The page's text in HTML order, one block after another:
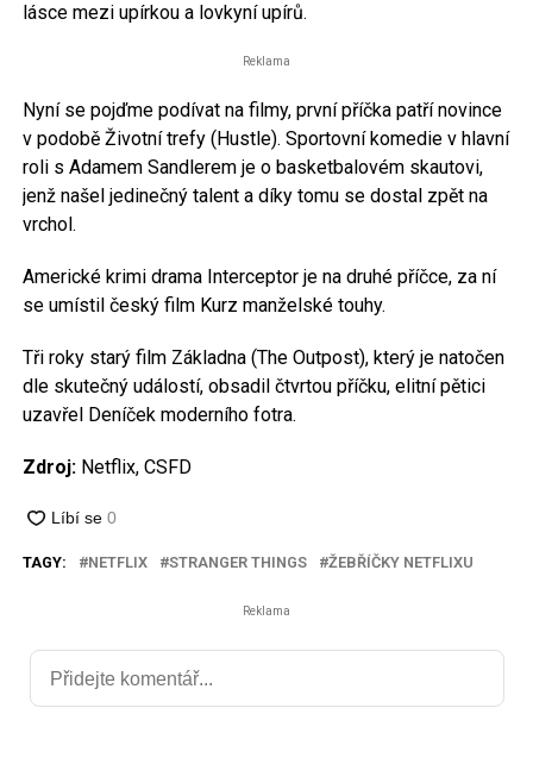
lásce mezi upírkou a lovkyní upírů.
Reklama
Nyní se pojďme podívat na filmy, první příčka patří novince
v podobě Životní trefy (Hustle). Sportovní komedie v hlavní
roli s Adamem Sandlerem je o basketbalovém skautovi,
jenž našel jedinečný talent a díky tomu se dostal zpět na
vrchol.
Americké krimi drama Interceptor je na druhé příčce, za ní
se umístil český film Kurz manželské touhy.
Tři roky starý film Základna (The Outpost), který je natočen
dle skutečný událostí, obsadil čtvrtou příčku, elitní pětici
uzavřel Deníček moderního fotra.
Zdroj: Netflix, CSFD
TAGY: NETFLIX STRANGER THINGS ŽEBŘÍČKY NETFLIXU
Reklama